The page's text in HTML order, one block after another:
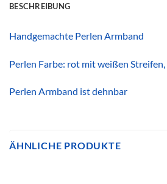
BESCHREIBUNG
Handgemachte Perlen Armband
Perlen Farbe: rot mit weißen
Perlen Armband ist dehnbar
ÄHNLICHE PRODUKTE